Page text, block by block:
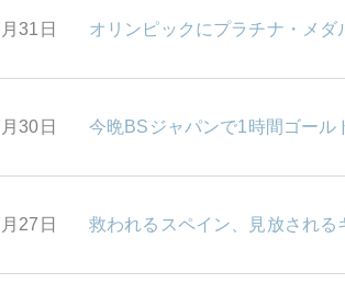
31日 オリンピックにプラチナ・メダ
30日 今晩BSジャパンで1時間ゴール
27日 救われるスペイン、見放される